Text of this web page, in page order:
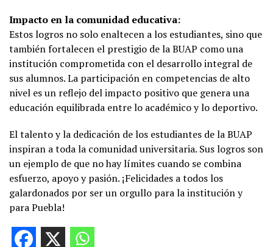
Impacto en la comunidad educativa:
Estos logros no solo enaltecen a los estudiantes, sino que
también fortalecen el prestigio de la BUAP como una
institución comprometida con el desarrollo integral de
sus alumnos. La participación en competencias de alto
nivel es un reflejo del impacto positivo que genera una
educación equilibrada entre lo académico y lo deportivo.
El talento y la dedicación de los estudiantes de la BUAP
inspiran a toda la comunidad universitaria. Sus logros son
un ejemplo de que no hay límites cuando se combina
esfuerzo, apoyo y pasión. ¡Felicidades a todos los
galardonados por ser un orgullo para la institución y
para Puebla!